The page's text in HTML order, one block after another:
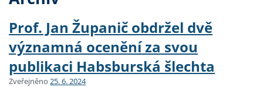
Prof. Jan Županič obdržel dvě
významná ocenění za svou
publikaci Habsburská šlechta
Zveřejněno 25. 6. 2024